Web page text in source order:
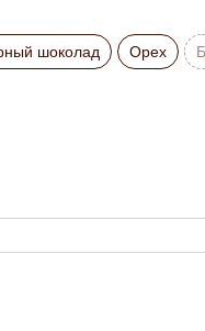
шоколад Орех